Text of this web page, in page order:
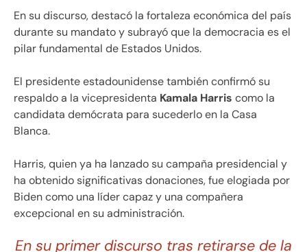
En su discurso, destacó la fortaleza económica del país
durante su mandato y subrayó que la democracia es el
pilar fundamental de Estados Unidos.
El presidente estadounidense también confirmó su
respaldo a la vicepresidenta Kamala Harris como la
candidata demócrata para sucederlo en la Casa
Blanca.
Harris, quien ya ha lanzado su campaña presidencial y
ha obtenido significativas donaciones, fue elogiada por
Biden como una líder capaz y una compañera
excepcional en su administración.
En su primer discurso tras retirarse de la